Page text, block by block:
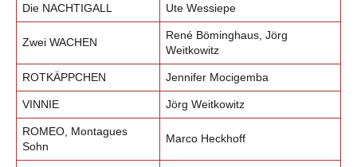
Die NACHTIGALL Ute Wessiepe
Zwei WACHEN
René Böminghaus, Jörg
Weitkowitz
ROTKÄPPCHEN Jennifer Mocigemba
VINNIE Jörg Weitkowitz
ROMEO, Montagues
Sohn
Marco Heckhoff